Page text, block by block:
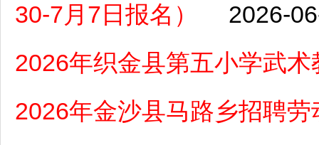
30-7月7日报名）
2026-
2026年织金县第五小学武
2026年金沙县马路乡招聘